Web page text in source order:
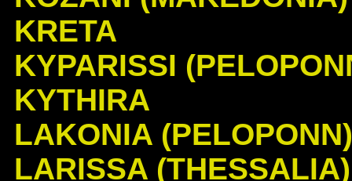
KRETA
KYPARISSI
KYTHIRA
LAKONIA (PELOPONN)
LARISSA (THESSALIA)